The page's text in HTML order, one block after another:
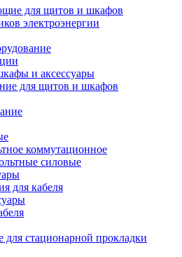
для щитов и шкафов
электроэнергии
и аксессуары
для щитов и шкафов
коммутационное
силовые
для кабеля
стационарной прокладки